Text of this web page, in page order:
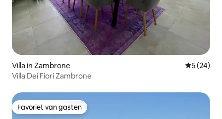
Villa in Zambrone
5 (24)
Villa Dei Fiori Zambrone
Favoriet van gasten
Favoriet van gasten